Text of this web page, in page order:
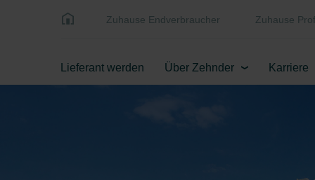
Zuhause Endverbraucher Zuhause
Lieferant werden Über Zehnder Karriere